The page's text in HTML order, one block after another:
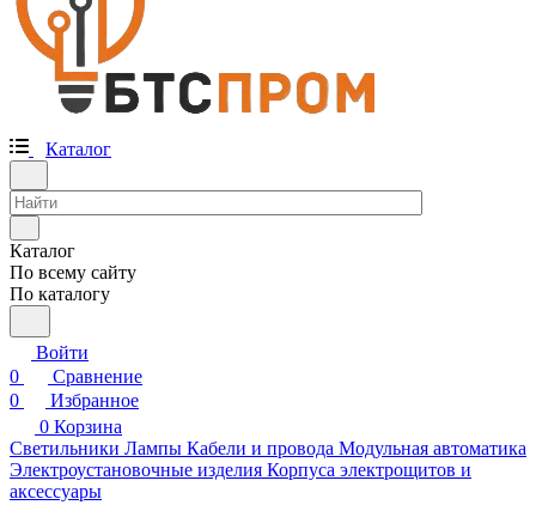
Каталог
Каталог
По всему сайту
По каталогу
Войти
0
Сравнение
0
Избранное
0 Корзина
Светильники Лампы Кабели и провода Модульная автоматика
Электроустановочные изделия Корпуса электрощитов и
аксессуары